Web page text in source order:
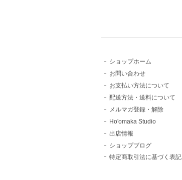
ショップホーム
お問い合わせ
お支払い方法について
配送方法・送料について
メルマガ登録・解除
Ho'omaka Studio
出店情報
ショップブログ
特定商取引法に基づく表記